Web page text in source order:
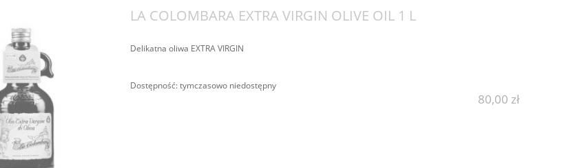
LA COLOMBARA EXTRA VIRGIN OLIVE OIL 1 L
Delikatna oliwa EXTRA VIRGIN
Dostępność:tymczasowo niedostępny
80,00 zł